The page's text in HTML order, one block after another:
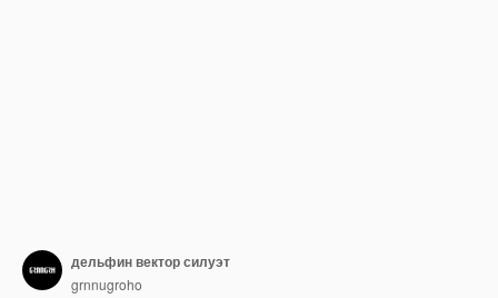
дельфин вектор силуэт
grnnugroho